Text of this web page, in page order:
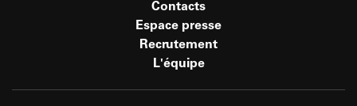
Contacts
Espace presse
Recrutement
L'équipe